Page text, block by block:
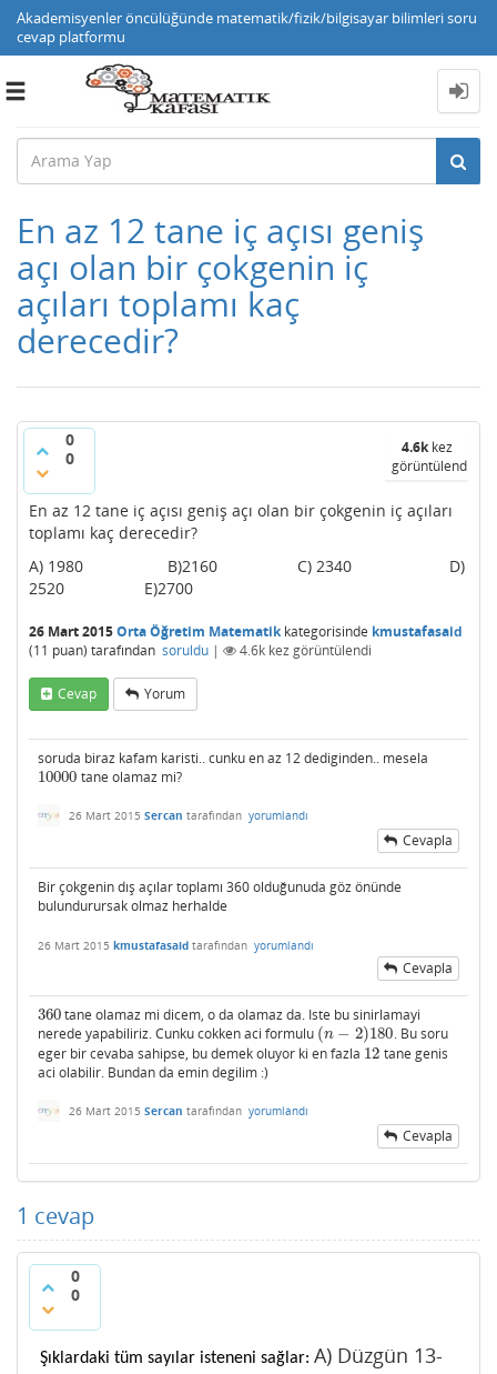
Akademisyenler öncülüğünde matematik/fizik/bilgisayar bilimleri soru
cevap platformu
Toggle
En az 12 tane iç açısı geniş
açı olan bir çokgenin iç
açıları toplamı kaç
derecedir?
0
0
4.6kkez
görüntülendi
En az 12 tane iç açısı geniş açı olan bir çokgenin iç açıları
toplamı kaç derecedir?
A) 1980 B)2160 C) 2340 D)
2520 E)2700
26 Mart 2015Orta Öğretim Matematikkategorisinde kmustafasaid
(11 puan) tarafından soruldu | 4.6k kez görüntülendi
Cevap Yorum
soruda biraz kafam karisti.. cunku en az 12 dediginden.. mesela
10000
10000 tane olamaz mi?
26 Mart 2015 Sercan tarafından yorumlandı
Cevapla
Bir çokgenin dış açılar toplamı 360 olduğunuda göz önünde
bulundurursak olmaz herhalde
26 Mart 2015 kmustafasaid tarafından yorumlandı
Cevapla
360
360tane olamaz mi dicem, o da olamaz da. Iste bu sinirlamayi
nerede yapabiliriz. Cunku cokken aci formulu (n − 2)180
(n− 2) 180
. Bu soru
eger bir cevaba sahipse, bu demek oluyor ki en fazla 12
12 tane genis
aci olabilir. Bundan da emin degilim :)
26 Mart 2015 Sercan tarafından yorumlandı
Cevapla
1 cevap
0
0
Şıklardaki tüm sayılar isteneni sağlar: A) Düzgün 13-